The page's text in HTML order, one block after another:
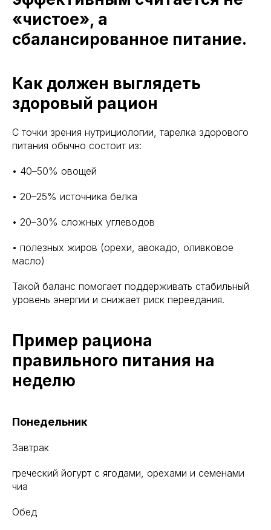
«чистое», а
сбалансированное питание.
Как должен выглядеть
здоровый рацион
С точки зрения нутрициологии, тарелка здорового
питания обычно состоит из:
• 40–50% овощей
• 20–25% источника белка
• 20–30% сложных углеводов
• полезных жиров (орехи, авокадо, оливковое
масло)
Такой баланс помогает поддерживать стабильный
уровень энергии и снижает риск переедания.
Пример рациона
правильного питания на
неделю
Понедельник
Завтрак
греческий йогурт с ягодами, орехами и семенами
чиа
Обед